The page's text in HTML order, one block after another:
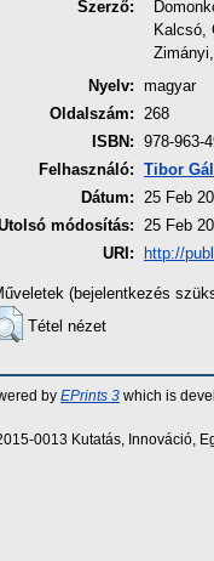
Szerző:
Kalcsó,
Nyelv: magyar
Oldalszám: 268
ISBN: 978-963-
Felhasználó: Tibor Gál
Dátum: 25 Feb
módosítás: 25 Feb
URI:
http://
(bejelentkezés
Tétel nézet
by EPrints 3 which is
0013 Kutatás, Innováció,